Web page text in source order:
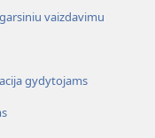
vaizdavimu
gydytojams